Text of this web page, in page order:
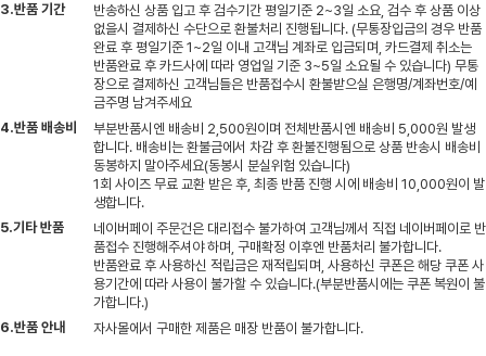
3.반품 기간
반송하신 상품 입고 후 검수기간 평일기준 2~3일 소요, 검수 후 상품 이상
없을시 결제하신 수단으로 환불처리 진행됩니다. (무통장입금의 경우 반품
완료 후 평일기준 1~2일 이내 고객님 계좌로 입금되며, 카드결제 취소는
반품완료 후 카드사에 따라 영업일 기준 3~5일 소요될 수 있습니다) 무통
장으로 결제하신 고객님들은 반품접수시 환불받으실 은행명/계좌번호/예
금주명 남겨주세요
4.반품 배송비
부분반품시엔 배송비 2,500원이며 전체반품시엔 배송비 5,000원 발생
합니다. 배송비는 환불금에서 차감 후 환불진행됨으로 상품 반송시 배송비
동봉하지 말아주세요(동봉시 분실위험 있습니다)
1회 사이즈 무료 교환 받은 후, 최종 반품 진행 시에 배송비 10,000원이 발
생합니다.
5.기타 반품
네이버페이 주문건은 대리접수 불가하여 고객님께서 직접 네이버페이로 반
품접수 진행해주셔야 하며, 구매확정 이후엔 반품처리 불가합니다.
반품완료 후 사용하신 적립금은 재적립되며, 사용하신 쿠폰은 해당 쿠폰 사
용기간에 따라 사용이 불가할 수 있습니다.(부분반품시에는 쿠폰 복원이 불
가합니다.)
6.반품 안내
자사몰에서 구매한 제품은 매장 반품이 불가합니다.